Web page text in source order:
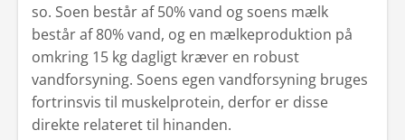
so. Soen består af 50% vand og soens mælk
består af 80% vand, og en mælkeproduktion på
omkring 15 kg dagligt kræver en robust
vandforsyning. Soens egen vandforsyning bruges
fortrinsvis til muskelprotein, derfor er disse
direkte relateret til hinanden.